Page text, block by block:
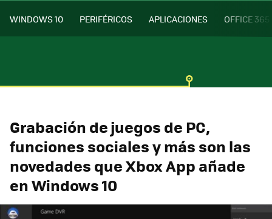
WINDOWS 10 PERIFÉRICOS APLICACIONES OFFICE 365
Grabación de juegos de PC,
funciones sociales y más son las
novedades que Xbox App añade
en Windows 10